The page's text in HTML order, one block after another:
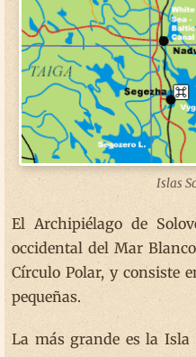
Islas
El Archipiélago de
occidental del Mar
Círculo Polar, y consiste
pequeñas.
La más grande es la Isla